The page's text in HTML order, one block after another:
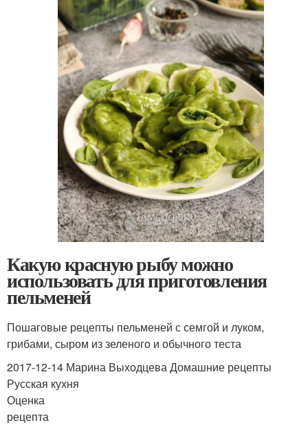
Какую красную рыбу можно
использовать для приготовления
пельменей
Пошаговые рецепты пельменей с семгой и луком,
грибами, сыром из зеленого и обычного теста
2017-12-14 Марина Выходцева Домашние рецепты
Русская кухня
Оценка
рецепта